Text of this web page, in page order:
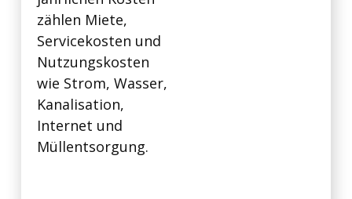
zählen Miete,
Servicekosten und
Nutzungskosten
wie Strom, Wasser,
Kanalisation,
Internet und
Müllentsorgung.